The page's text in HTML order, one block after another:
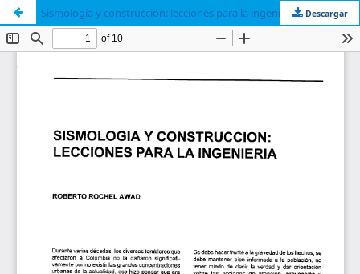
Sismología y construcción: lecciones para la ingeniería Descargar